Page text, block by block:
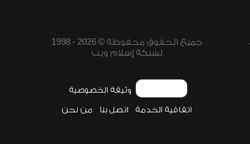
جميع الحقوق محفوظة © 2026 - 1998
لشبكة إسلام ويب
وثيقة الخصوصية
اتفاقية الخدمة اتصل بنا من نحن